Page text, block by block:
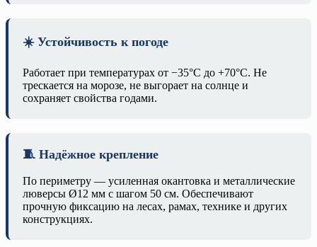
☀️ Устойчивость к погоде
Работает при температурах от −35°C до +70°C. Не
трескается на морозе, не выгорает на солнце и
сохраняет свойства годами.
🧵 Надёжное крепление
По периметру — усиленная окантовка и металлические
люверсы Ø12 мм с шагом 50 см. Обеспечивают
прочную фиксацию на лесах, рамах, технике и других
конструкциях.